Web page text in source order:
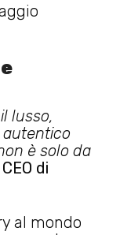
lusso,
autentico
è solo da
di
al mondo